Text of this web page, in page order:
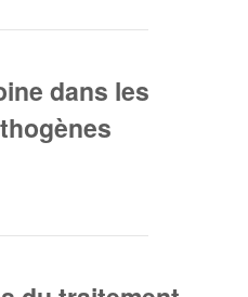
dans les